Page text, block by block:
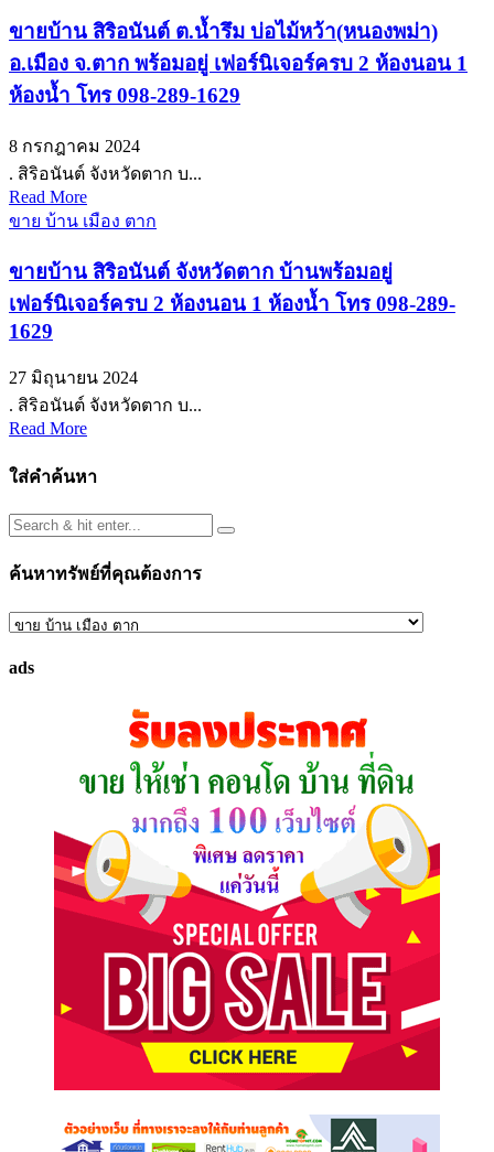
ขายบ้าน สิริอนันต์ ต.น้ำรึม บ่อไม้หว้า(หนองพม่า)
อ.เมือง จ.ตาก พร้อมอยู่ เฟอร์นิเจอร์ครบ 2 ห้องนอน 1
ห้องน้ำ โทร 098-289-1629
8 กรกฎาคม 2024
. สิริอนันต์ จังหวัดตาก บ...
Read More
ขาย บ้าน เมือง ตาก
ขายบ้าน สิริอนันต์ จังหวัดตาก บ้านพร้อมอยู่
เฟอร์นิเจอร์ครบ 2 ห้องนอน 1 ห้องน้ำ โทร 098-289-
1629
27 มิถุนายน 2024
. สิริอนันต์ จังหวัดตาก บ...
Read More
ใส่คำค้นหา
ค้นหาทรัพย์ที่คุณต้องการ
ค้นหา
ที่
ads